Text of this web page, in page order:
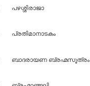
പഴശ്ശിരാജാ
പ്രതിമാനാടകം
ബാദരായണ ബ്രഹ്മസൂത്രം